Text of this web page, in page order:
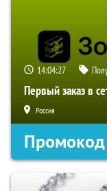
14:04:27
Первый заказ в
Россия
Промокод